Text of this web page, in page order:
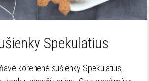
Spekulatius
korenené sušienky Spekulatius,